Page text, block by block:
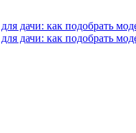
дачи: как подобрать
дачи: как подобрать